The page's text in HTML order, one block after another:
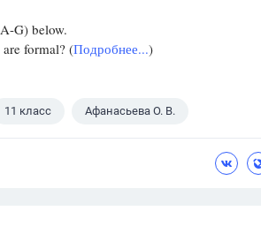
G) below.
formal? (Подробнее...)
11 класс Афанасьева О. В.